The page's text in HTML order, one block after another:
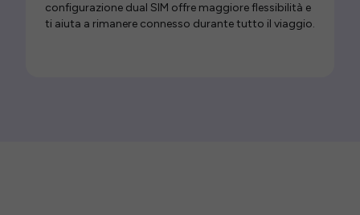
configurazione dual SIM offre maggiore flessibilità e
ti aiuta a rimanere connesso durante tutto il viaggio.